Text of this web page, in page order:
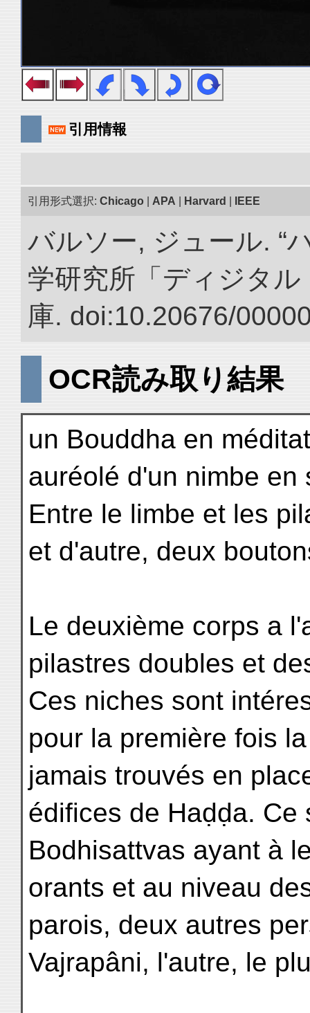
引用情報
引用形式選択: Chicago APA Harvard IEEE
バルソー, ジュール. “
学研究所「ディジタ
庫. doi:10.20676/
OCR読み取り結果
un Bouddha en
auréolé d'un nimbe
Entre le limbe et les
et d'autre, deux
Le deuxième corps a
pilastres doubles et
Ces niches sont
pour la première fois
jamais trouvés en
édifices de Haḍḍa.
Bodhisattvas ayant à
orants et au niveau
parois, deux autres
Vajrapâni, l'autre, le